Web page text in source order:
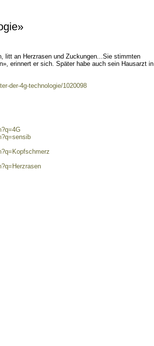
litt an Herzrasen und Zuckungen...Sie stimmten
erinnert er sich. Später habe auch sein Hausarzt in
der-4g-technologie/1020098